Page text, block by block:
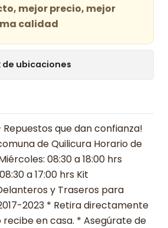
mejor precio, mejor
calidad
ubicaciones
– Repuestos que dan confianza!
de Quilicura Horario de
08:30 a 18:00 hrs
a 17:00 hrs Kit
y Traseros para
2023 * Retira directamente
en casa. * Asegúrate de